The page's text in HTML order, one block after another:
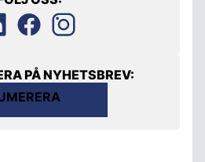
PÅ NYHETSBREV: